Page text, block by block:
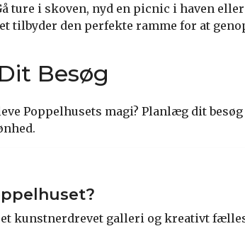
ture i skoven, nyd en picnic i haven
tilbyder den perfekte ramme for at
Besøg
Poppelhusets magi? Planlæg dit
kunstnerdrevet galleri og kreativt